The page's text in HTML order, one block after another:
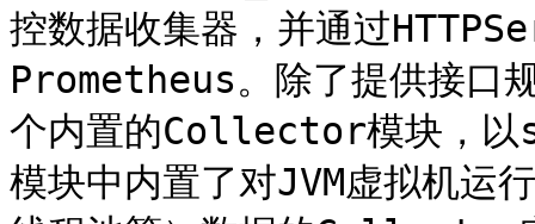
控数据收集器，并通过
Prometheus。除了提供接
个内置的Collector模块，
模块中内置了对JVM虚拟机运